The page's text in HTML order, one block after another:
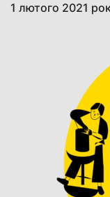
1 лютого 2021